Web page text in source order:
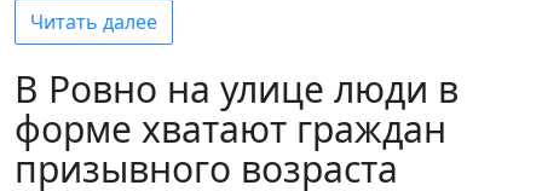
Читать далее
В Ровно на улице люди в
форме хватают граждан
призывного возраста